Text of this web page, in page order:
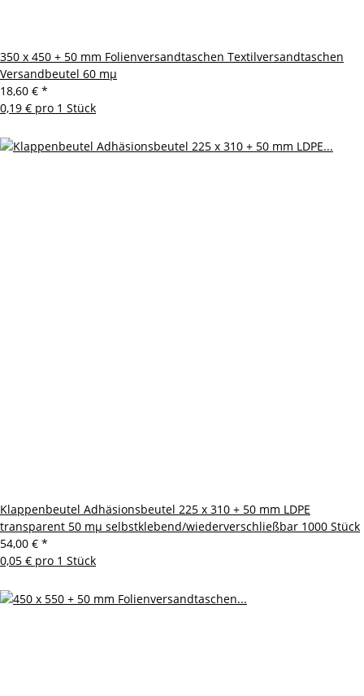
350 x 450 + 50 mm Folienversandtaschen Textilversandtaschen
Versandbeutel 60 mµ
18,60 € *
0,19 € pro 1 Stück
Klappenbeutel Adhäsionsbeutel 225 x 310 + 50 mm LDPE
transparent 50 mµ selbstklebend/wiederverschließbar 1000 Stück
54,00 € *
0,05 € pro 1 Stück